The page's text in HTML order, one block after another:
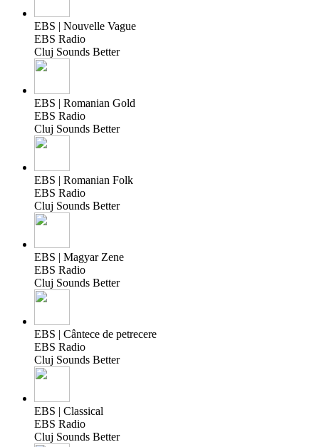
EBS | Nouvelle Vague
EBS Radio
Cluj Sounds Better
EBS | Romanian Gold
EBS Radio
Cluj Sounds Better
EBS | Romanian Folk
EBS Radio
Cluj Sounds Better
EBS | Magyar Zene
EBS Radio
Cluj Sounds Better
EBS | Cântece de petrecere
EBS Radio
Cluj Sounds Better
EBS | Classical
EBS Radio
Cluj Sounds Better